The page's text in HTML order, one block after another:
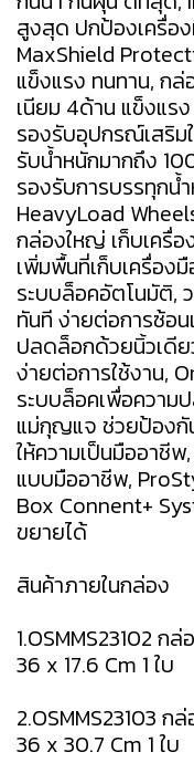
สูงสุด ปกป้องเครื่อ
MaxShield
แข็งแรง ทนทาน, ก
เนียม 4ด้าน แข็งแร
รองรับอุปกรณ์เสริม
รับน้ำหนักมากถึง
รองรับการบรรทุกน้
HeavyLoad
กล่องใหญ่ เก็บเครื่อ
เพิ่มพื้นที่เก็บเครื่อง
ระบบล็อคอัตโนมัติ,
ทันที ง่ายต่อการซ้อ
ปลดล็อกด้วยนิ้วเดี
ง่ายต่อการใช้งาน,
ระบบล็อคเพื่อควา
แม่กุญแจ ช่วยป้องกั
ให้ความเป็นมืออาชี
แบบมืออาชีพ,
Box Connent+
ขยายได้
สินค้าภายในกล่อง
1.OSMMS23102 ก
36 x 17.6 Cm 1 ใบ
2.OSMMS23103 ก
36 x 30.7 Cm 1 ใบ